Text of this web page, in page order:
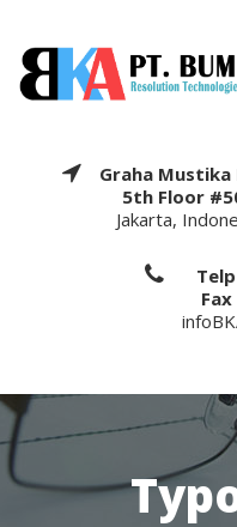
Graha Mustika
5th Floor
Jakarta,